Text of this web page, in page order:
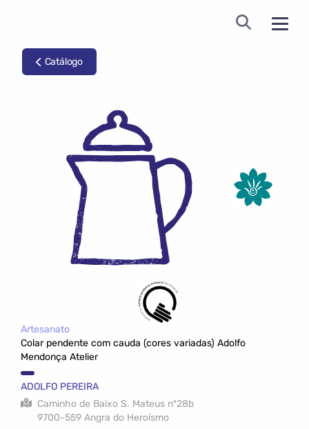
Catálogo
Artesanato
Colar pendente com cauda (cores variadas) Adolfo
Mendonça Atelier
ADOLFO PEREIRA
Caminho de Baixo S. Mateus nº28b
9700-559 Angra do Heroísmo